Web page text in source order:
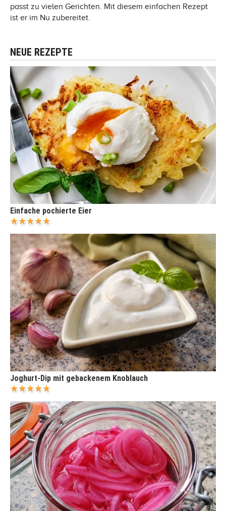
passt zu vielen Gerichten. Mit diesem einfachen Rezept
ist er im Nu zubereitet.
NEUE REZEPTE
Einfache pochierte Eier
Joghurt-Dip mit gebackenem Knoblauch